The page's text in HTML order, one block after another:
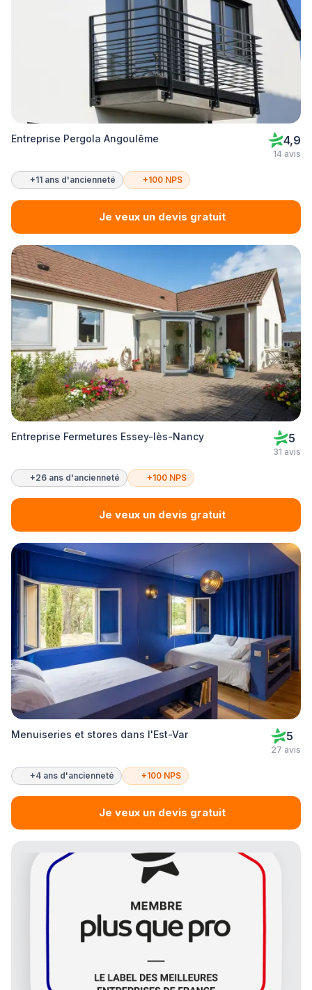
Entreprise Pergola Angoulême 4,9
14 avis
+11 ans d'ancienneté +100 NPS
Je veux un devis gratuit
Entreprise Fermetures Essey-lès-Nancy 5
31 avis
+26 ans d'ancienneté +100 NPS
Je veux un devis gratuit
Menuiseries et stores dans l'Est-Var 5
27 avis
+4 ans d'ancienneté +100 NPS
Je veux un devis gratuit